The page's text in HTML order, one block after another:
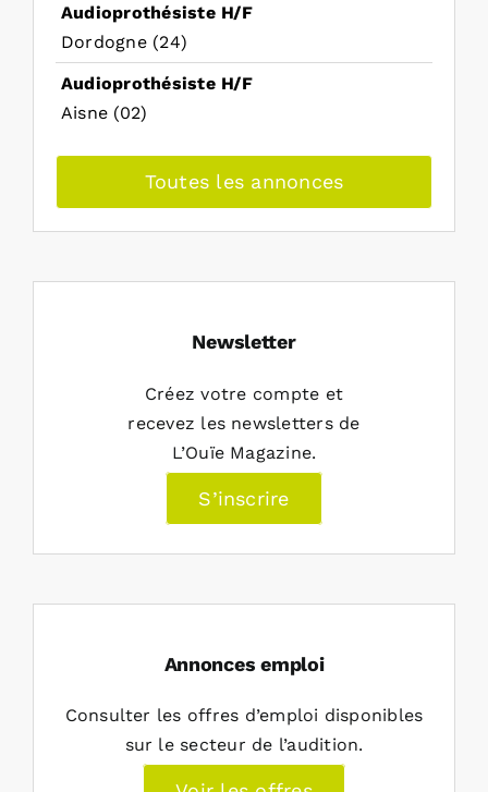
Audioprothésiste H/F
Dordogne (24)
Audioprothésiste H/F
Aisne (02)
Toutes les annonces
Newsletter
Créez votre compte et
recevez les newsletters de
L’Ouïe Magazine.
S’inscrire
Annonces emploi
Consulter les offres d’emploi disponibles
sur le secteur de l’audition.